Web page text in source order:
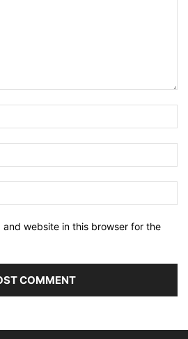
and website in this browser for the